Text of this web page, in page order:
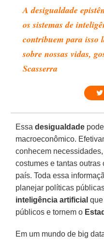
A desigualdade
os sistemas de
contribuem para isso
sobre nossas vidas,
Scasserra
Essadesigualdade
macroeconômico.
conhecem
costumes e tantas
país. Toda essa
planejar políticas
inteligência artificial
públicos e tornem o
Em um mundo de big